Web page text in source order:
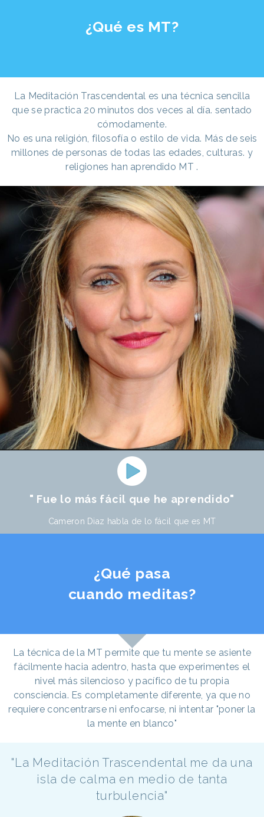
¿Qué es MT?
La Meditación Trascendental es una técnica sencilla
que se practica 20 minutos dos veces al día. sentado
cómodamente.
No es una religión, filosofía o estilo de vida. Más de seis
millones de personas de todas las edades, culturas. y
religiones han aprendido MT .
" Fue lo más fácil que he aprendido"
Cameron Diaz habla de lo fácil que es MT
¿Qué pasa
cuando meditas?
La técnica de la MT permite que tu mente se asiente
fácilmente hacia adentro, hasta que experimentes el
nivel más silencioso y pacífico de tu propia
consciencia. Es completamente diferente, ya que no
requiere concentrarse ni enfocarse, ni intentar "poner la
la mente en blanco"
"La Meditación Trascendental me da una
isla de calma en medio de tanta
turbulencia"